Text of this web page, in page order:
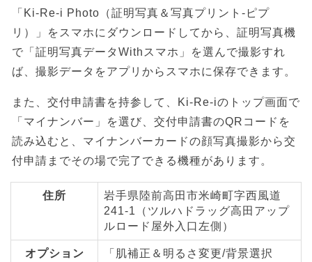
「Ki-Re-i Photo（証明写真＆写真プリント-ピプ
リ）」をスマホにダウンロードしてから、証明写真機
で「証明写真データWithスマホ」を選んで撮影すれ
ば、撮影データをアプリからスマホに保存できます。
また、交付申請書を持参して、Ki-Re-iのトップ画面で
「マイナンバー」を選び、交付申請書のQRコードを
読み込むと、マイナンバーカードの顔写真撮影から交
付申請までその場で完了できる機種があります。
住所
岩手県陸前高田市米崎町字西風道
241-1（ツルハドラッグ高田アップ
ルロード屋外入口左側）
オプション
「肌補正＆明るさ変更/背景選択